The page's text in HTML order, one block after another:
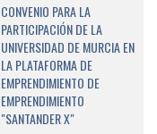
CONVENIO PARA LA
PARTICIPACIÓN DE LA
UNIVERSIDAD DE MURCIA EN
LA PLATAFORMA DE
EMPRENDIMIENTO DE
EMPRENDIMIENTO
"SANTANDER X"